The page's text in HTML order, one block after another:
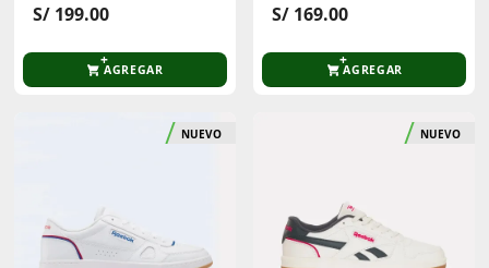
S/ 199.00
AGREGAR
S/ 169.00
AGREGAR
NUEVO NUEVO